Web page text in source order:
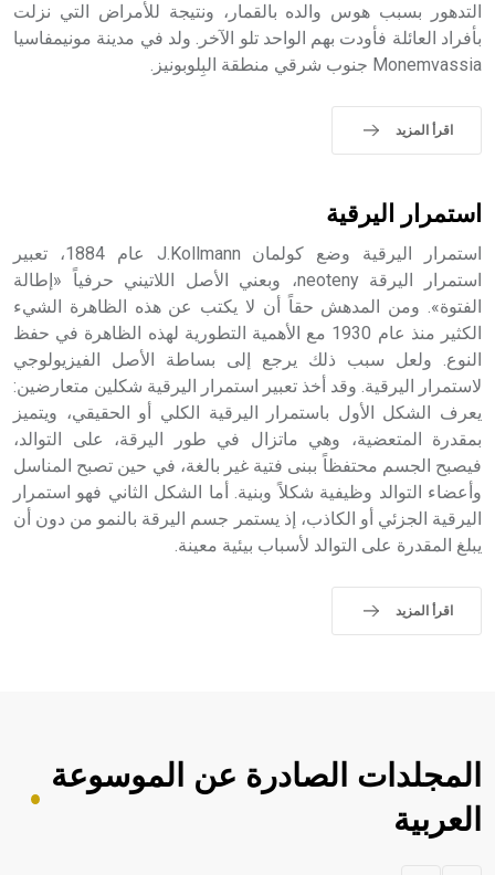
sign تكتب منفصلة غير متصلة، وتعتمد المبدأ الأكوروفوني،
التدهور بسبب هوس والده بالقمار، ونتيجة للأمراض التي نزلت
بأفراد العائلة فأودت بهم الواحد تلو الآخر. ولد في مدينة مونيمفاسيا
Monemvassia جنوب شرقي منطقة البِلوبونيز.
اقرأ المزيد
استمرار اليرقية
استمرار اليرقية وضع كولمان J.Kollmann عام 1884، تعبير
استمرار اليرقة neoteny، وبعني الأصل اللاتيني حرفياً «إطالة
الفتوة». ومن المدهش حقاً أن لا يكتب عن هذه الظاهرة الشيء
الكثير منذ عام 1930 مع الأهمية التطورية لهذه الظاهرة في حفظ
النوع. ولعل سبب ذلك يرجع إلى بساطة الأصل الفيزيولوجي
لاستمرار اليرقية. وقد أخذ تعبير استمرار اليرقية شكلين متعارضين:
يعرف الشكل الأول باستمرار اليرقية الكلي أو الحقيقي، ويتميز
بمقدرة المتعضية، وهي ماتزال في طور اليرقة، على التوالد،
فيصبح الجسم محتفظاً ببنى فتية غير بالغة، في حين تصبح المناسل
وأعضاء التوالد وظيفية شكلاً وبنية. أما الشكل الثاني فهو استمرار
اليرقية الجزئي أو الكاذب، إذ يستمر جسم اليرقة بالنمو من دون أن
يبلغ المقدرة على التوالد لأسباب بيئية معينة.
اقرأ المزيد
المجلدات الصادرة عن الموسوعة
العربية